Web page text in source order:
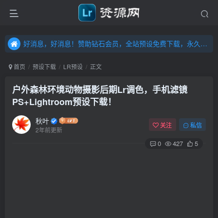
好消息，好消息！赞助钻石会员，全站预设免费下载，永久钻石会员，”送“万元超值资源，内容丰富，容量高达20T，不断更新！点击进入……
好消息，好消息！赞助钻石会员，全站预设免费下载，永久钻石会员，”送“万元超值资源，内容丰富，容量高达20T，不断更新！点击进入……
首页 预设下载 LR预设 正文
户外森林环境动物摄影后期Lr调色，手机滤镜
PS+Lightroom预设下载！
秋叶
2年前更新
关注 私信
0 427 5